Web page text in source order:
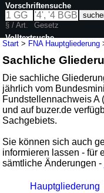
Start > FNA Hauptgliederung
Sachliche
Die sachliche
jährlich vom
Fundstellennachweis A
und auf buzer.de
Sachgebiets.
Sie können sich auch
informieren lassen - für
sämtliche Änderungen -
Hauptgliederung
Vorschriftensuche
§ / Art.
Gesetz
Volltextsuche